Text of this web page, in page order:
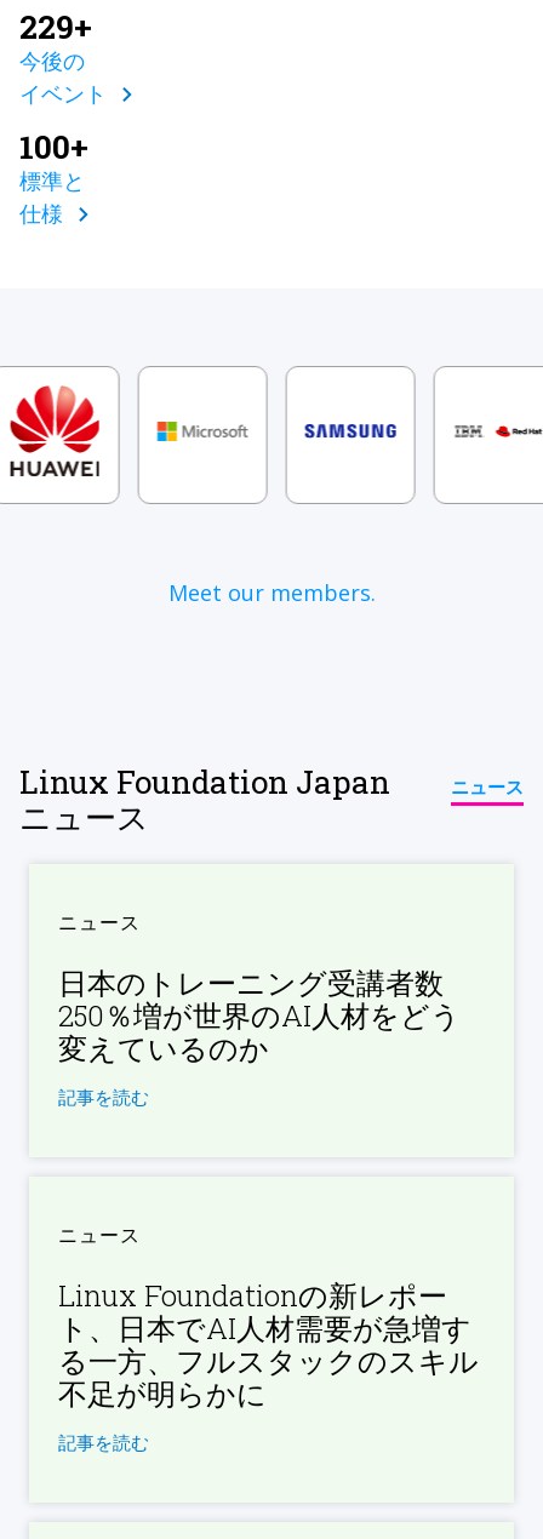
229+
今後の
イベント
100+
標準と
仕様
Meet our members.
Linux Foundation Japan
ニュース
ニュース
ニュース
日本のトレーニング受講者数
250％増が世界のAI人材をどう
変えているのか
記事を読む
ニュース
Linux Foundationの新レポー
ト、日本でAI人材需要が急増す
る一方、フルスタックのスキル
不足が明らかに
記事を読む